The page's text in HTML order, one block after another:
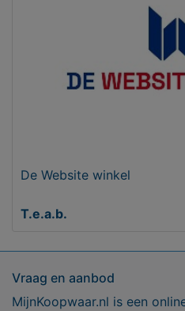
De Website winkel
T.e.a.b.
Vraag en aanbod
MijnKoopwaar.nl is een